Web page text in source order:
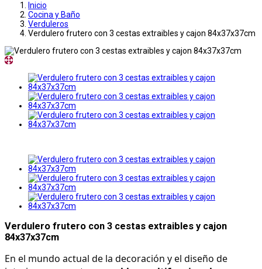
Inicio
Cocina y Baño
Verduleros
Verdulero frutero con 3 cestas extraibles y cajon 84x37x37cm
Verdulero frutero con 3 cestas extraibles y cajon
84x37x37cm
En el mundo actual de la decoración y el diseño de